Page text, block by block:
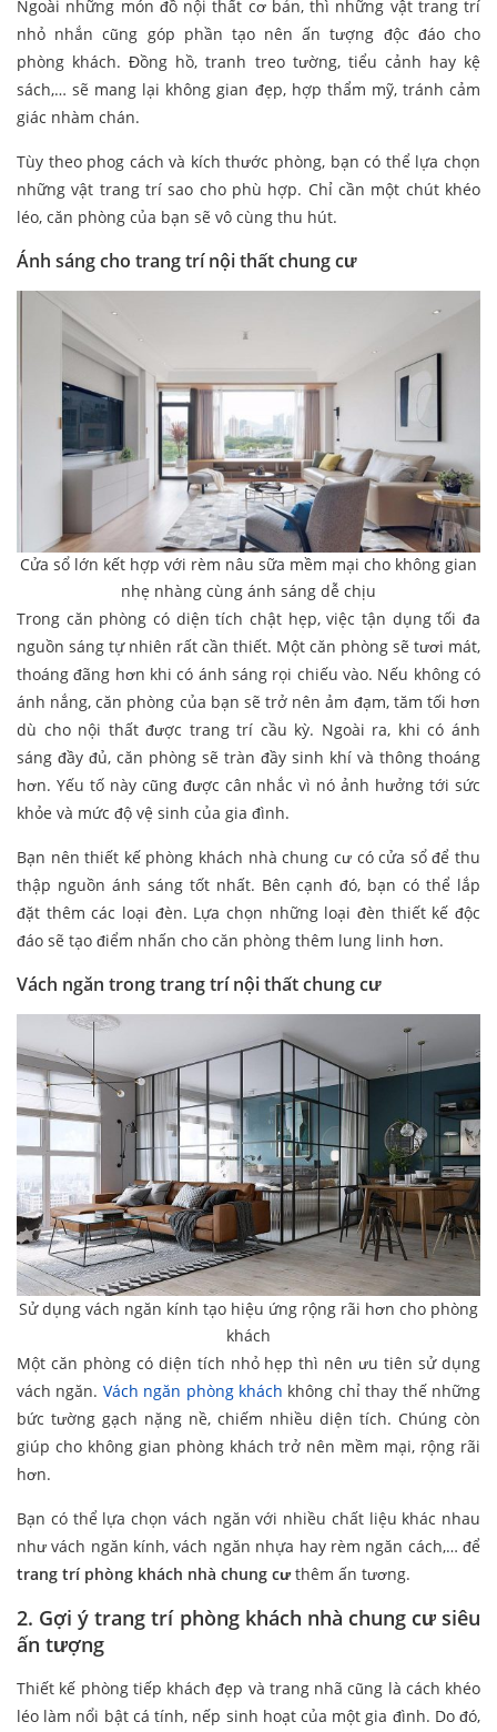
Ngoài những món đồ nội thất cơ bản, thì những vật trang trí
nhỏ nhắn cũng góp phần tạo nên ấn tượng độc đáo cho
phòng khách. Đồng hồ, tranh treo tường, tiểu cảnh hay kệ
sách,… sẽ mang lại không gian đẹp, hợp thẩm mỹ, tránh cảm
giác nhàm chán.
Tùy theo phog cách và kích thước phòng, bạn có thể lựa chọn
những vật trang trí sao cho phù hợp. Chỉ cần một chút khéo
léo, căn phòng của bạn sẽ vô cùng thu hút.
Ánh sáng cho trang trí nội thất chung cư
Cửa sổ lớn kết hợp với rèm nâu sữa mềm mại cho không gian
nhẹ nhàng cùng ánh sáng dễ chịu
Trong căn phòng có diện tích chật hẹp, việc tận dụng tối đa
nguồn sáng tự nhiên rất cần thiết. Một căn phòng sẽ tươi mát,
thoáng đãng hơn khi có ánh sáng rọi chiếu vào. Nếu không có
ánh nắng, căn phòng của bạn sẽ trở nên ảm đạm, tăm tối hơn
dù cho nội thất được trang trí cầu kỳ. Ngoài ra, khi có ánh
sáng đầy đủ, căn phòng sẽ tràn đầy sinh khí và thông thoáng
hơn. Yếu tố này cũng được cân nhắc vì nó ảnh hưởng tới sức
khỏe và mức độ vệ sinh của gia đình.
Bạn nên thiết kế phòng khách nhà chung cư có cửa sổ để thu
thập nguồn ánh sáng tốt nhất. Bên cạnh đó, bạn có thể lắp
đặt thêm các loại đèn. Lựa chọn những loại đèn thiết kế độc
đáo sẽ tạo điểm nhấn cho căn phòng thêm lung linh hơn.
Vách ngăn trong trang trí nội thất chung cư
Sử dụng vách ngăn kính tạo hiệu ứng rộng rãi hơn cho phòng
khách
Một căn phòng có diện tích nhỏ hẹp thì nên ưu tiên sử dụng
vách ngăn. Vách ngăn phòng khách không chỉ thay thế những
bức tường gạch nặng nề, chiếm nhiều diện tích. Chúng còn
giúp cho không gian phòng khách trở nên mềm mại, rộng rãi
hơn.
Bạn có thể lựa chọn vách ngăn với nhiều chất liệu khác nhau
như vách ngăn kính, vách ngăn nhựa hay rèm ngăn cách,… để
trang trí phòng khách nhà chung cưthêm ấn tương.
2. Gợi ý trang trí phòng khách nhà chung cư siêu
ấn tượng
Thiết kế phòng tiếp khách đẹp và trang nhã cũng là cách khéo
léo làm nổi bật cá tính, nếp sinh hoạt của một gia đình. Do đó,